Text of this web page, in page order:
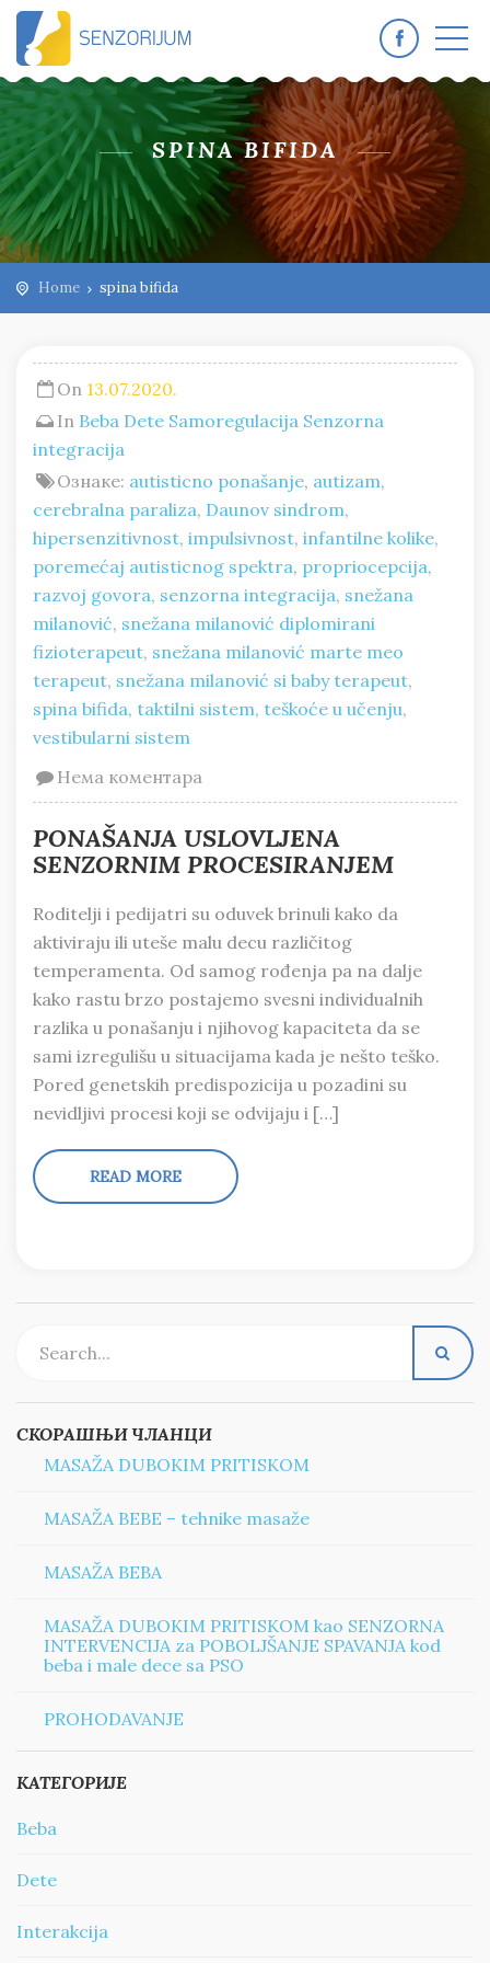
SPINA BIFIDA
Home spina bifida
On 13.07.2020.
In Beba Dete Samoregulacija Senzorna
integracija
Ознаке: autisticno ponašanje, autizam,
cerebralna paraliza, Daunov sindrom,
hipersenzitivnost, impulsivnost, infantilne kolike,
poremećaj autisticnog spektra, propriocepcija,
razvoj govora, senzorna integracija, snežana
milanović, snežana milanović diplomirani
fizioterapeut, snežana milanović marte meo
terapeut, snežana milanović si baby terapeut,
spina bifida, taktilni sistem, teškoće u učenju,
vestibularni sistem
Нема коментара
PONAŠANJA USLOVLJENA
SENZORNIM PROCESIRANJEM
Roditelji i pedijatri su oduvek brinuli kako da
aktiviraju ili uteše malu decu različitog
temperamenta. Od samog rođenja pa na dalje
kako rastu brzo postajemo svesni individualnih
razlika u ponašanju i njihovog kapaciteta da se
sami izregulišu u situacijama kada je nešto teško.
Pored genetskih predispozicija u pozadini su
nevidljivi procesi koji se odvijaju i […]
READ MORE
СКОРАШЊИ ЧЛАНЦИ
MASAŽA DUBOKIM PRITISKOM
MASAŽA BEBE – tehnike masaže
MASAŽA BEBA
MASAŽA DUBOKIM PRITISKOM kao SENZORNA
INTERVENCIJA za POBOLJŠANJE SPAVANJA kod
beba i male dece sa PSO
PROHODAVANJE
КАТЕГОРИЈЕ
Beba
Dete
Interakcija